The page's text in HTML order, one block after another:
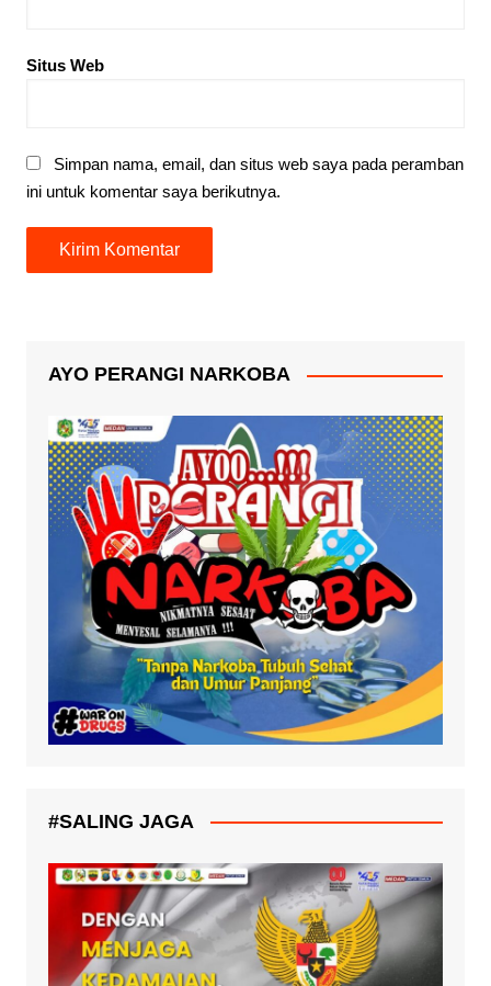
Situs Web
Simpan nama, email, dan situs web saya pada peramban
ini untuk komentar saya berikutnya.
AYO PERANGI NARKOBA
#SALING JAGA